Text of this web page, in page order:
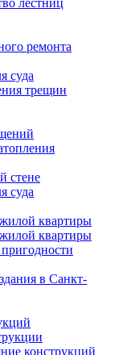
лестниц
ремонта
суда
трещин
стене
суда
квартиры
квартиры
в Санкт-
конструкций